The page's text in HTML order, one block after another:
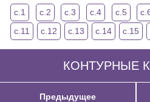
с.1 с.2 с.3 с.4 с.5
с.11
с.12 с.13 с.14 с.15
КОНТУРНЫЕ
Предыдущее